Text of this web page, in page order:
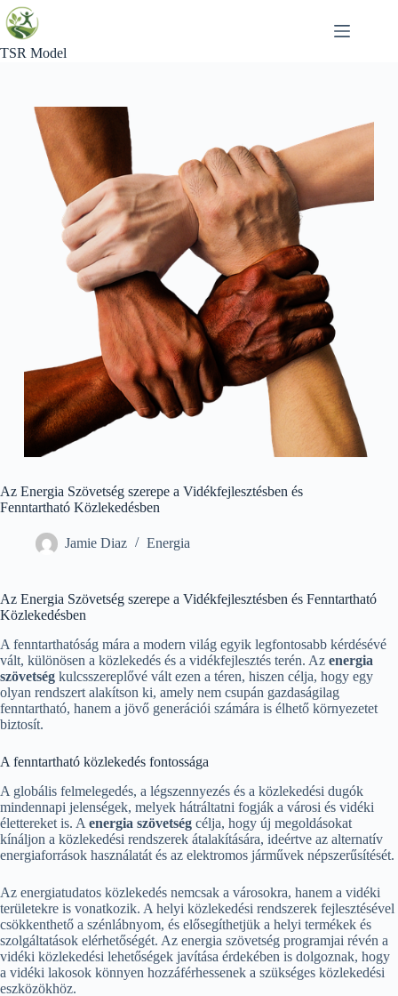
Skip
to
content
TSR Model
Az Energia Szövetség szerepe a Vidékfejlesztésben és
Fenntartható Közlekedésben
Jamie Diaz Energia
Az Energia Szövetség szerepe a Vidékfejlesztésben és Fenntartható
Közlekedésben
A fenntarthatóság mára a modern világ egyik legfontosabb kérdésévé
vált, különösen a közlekedés és a vidékfejlesztés terén. Az energia
szövetség kulcsszereplővé vált ezen a téren, hiszen célja, hogy egy
olyan rendszert alakítson ki, amely nem csupán gazdaságilag
fenntartható, hanem a jövő generációi számára is élhető környezetet
biztosít.
A fenntartható közlekedés fontossága
A globális felmelegedés, a légszennyezés és a közlekedési dugók
mindennapi jelenségek, melyek hátráltatni fogják a városi és vidéki
élettereket is. A energia szövetség célja, hogy új megoldásokat
kínáljon a közlekedési rendszerek átalakítására, ideértve az alternatív
energiaforrások használatát és az elektromos járművek népszerűsítését.
Az energiatudatos közlekedés nemcsak a városokra, hanem a vidéki
területekre is vonatkozik. A helyi közlekedési rendszerek fejlesztésével
csökkenthető a szénlábnyom, és elősegíthetjük a helyi termékek és
szolgáltatások elérhetőségét. Az energia szövetség programjai révén a
vidéki közlekedési lehetőségek javítása érdekében is dolgoznak, hogy
a vidéki lakosok könnyen hozzáférhessenek a szükséges közlekedési
eszközökhöz.